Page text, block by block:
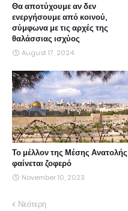
Θα αποτύχουμε αν δεν
ενεργήσουμε από κοινού,
σύμφωνα με τις αρχές της
θαλάσσιας ισχύος
August 17, 2024
Το μέλλον της Μέσης Ανατολής
φαίνεται ζοφερό
November 10, 2023
Νεότερη